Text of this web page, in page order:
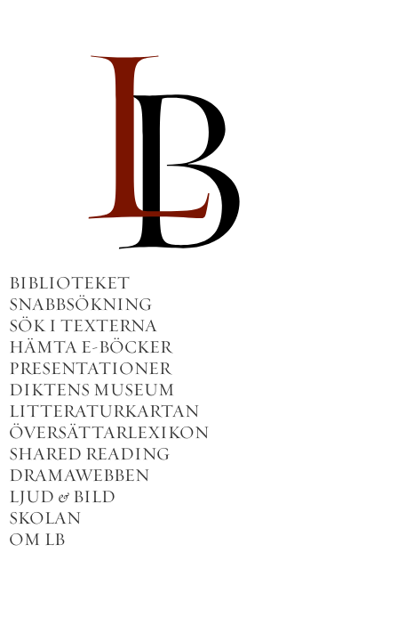
BIBLIOTEKET
SNABBSÖKNING
SÖK I TEXTERNA
HÄMTA E-BÖCKER
PRESENTATIONER
DIKTENS MUSEUM
LITTERATURKARTAN
ÖVERSÄTTARLEXIKON
SHARED READING
DRAMAWEBBEN
LJUD & BILD
SKOLAN
OM LB